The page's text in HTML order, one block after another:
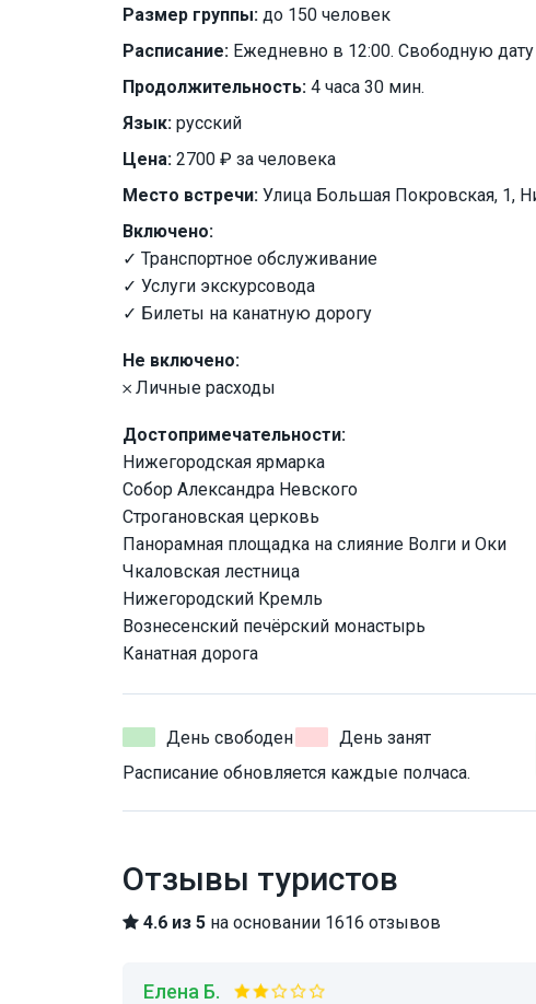
Размер группы: до 150 человек
Расписание: Ежедневно в 12:00. Свободную
Продолжительность: 4 часа 30 мин.
Язык: русский
Цена: 2700 ₽ за человека
Место встречи: Улица Большая Покровская, 1,
Включено:
✓ Транспортное обслуживание
✓ Услуги экскурсовода
✓ Билеты на канатную дорогу
Не включено:
𐄂 Личные расходы
Достопримечательности:
Нижегородская ярмарка
Собор Александра Невского
Строгановская церковь
Панорамная площадка на слияние Волги и Оки
Чкаловская лестница
Нижегородский Кремль
Вознесенский печёрский монастырь
Канатная дорога
День свободен
День занят
Расписание обновляется каждые полчаса.
Отзывы туристов
4.6 из 5 на основании 1616 отзывов
Елена Б.